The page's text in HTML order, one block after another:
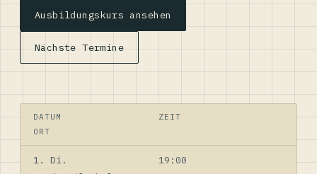
Ausbildungskurs ansehen
Nächste Termine
DATUM
ZEIT
ORT
1. Di.
19:00